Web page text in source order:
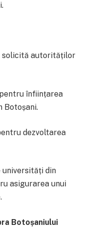
solicită autorităților
înființarea
Botoșani.
dezvoltarea
din
asigurarea unui
Botoșaniului